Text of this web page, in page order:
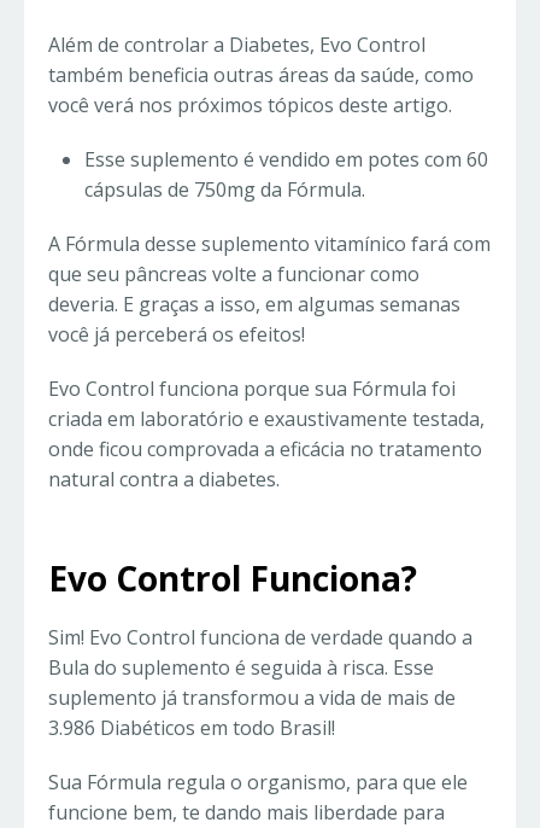
Além de controlar a Diabetes, Evo Control
também beneficia outras áreas da saúde, como
você verá nos próximos tópicos deste artigo.
Esse suplemento é vendido em potes com 60
cápsulas de 750mg da Fórmula.
A Fórmula desse suplemento vitamínico fará com
que seu pâncreas volte a funcionar como
deveria. E graças a isso, em algumas semanas
você já perceberá os efeitos!
Evo Control funciona porque sua Fórmula foi
criada em laboratório e exaustivamente testada,
onde ficou comprovada a eficácia no tratamento
natural contra a diabetes.
Evo Control Funciona?
Sim! Evo Control funciona de verdade quando a
Bula do suplemento é seguida à risca. Esse
suplemento já transformou a vida de mais de
3.986 Diabéticos em todo Brasil!
Sua Fórmula regula o organismo, para que ele
funcione bem, te dando mais liberdade para